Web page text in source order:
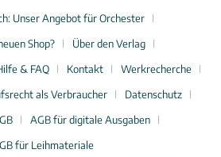
Unser Angebot für Orchester
Shop?
Über den Verlag
& FAQ Kontakt
Werkrecherche
als Verbraucher
Datenschutz
AGB für digitale Ausgaben
für Leihmateriale